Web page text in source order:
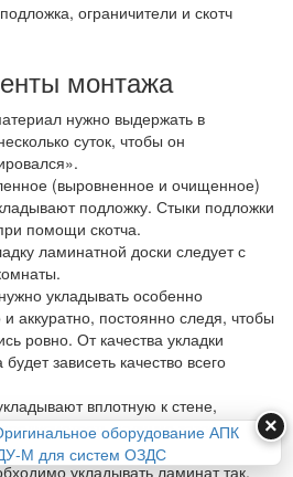
ограничители и скотч
монтажа
нужно выдержать в
суток, чтобы он
(выровненное и очищенное)
подложку. Стыки подложки
помощи скотча.
ламинатной доски следует с
укладывать особенно
аккуратно, постоянно следя, чтобы
ровно. От качества укладки
зависеть качество всего
вплотную к стене,
наличие зазора
мм.
укладывать ламинат так,
×